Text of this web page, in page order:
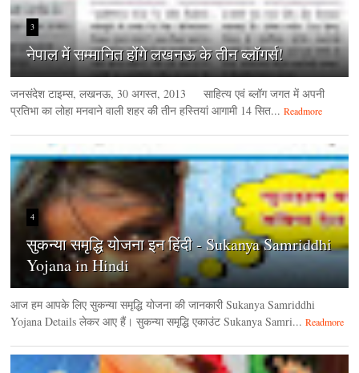
3
नेपाल में सम्मानित होंगे लखनऊ के तीन ब्लॉगर्स!
जनसंदेश टाइम्‍स, लखनऊ, 30 अगस्‍त, 2013 साहित्य एवं ब्लॉग जगत में अपनी
प्रतिभा का लोहा मनवाने वाली शहर की तीन हस्तियां आगामी 14 सित... Readmore
4
सुकन्या समृद्धि योजना इन हिंदी - Sukanya Samriddhi
Yojana in Hindi
आज हम आपके लिए सुकन्या समृद्धि योजना की जानकारी Sukanya Samriddhi
Yojana Details लेकर आए हैं। सुकन्या समृद्धि एकाउंट Sukanya Samri... Readmore